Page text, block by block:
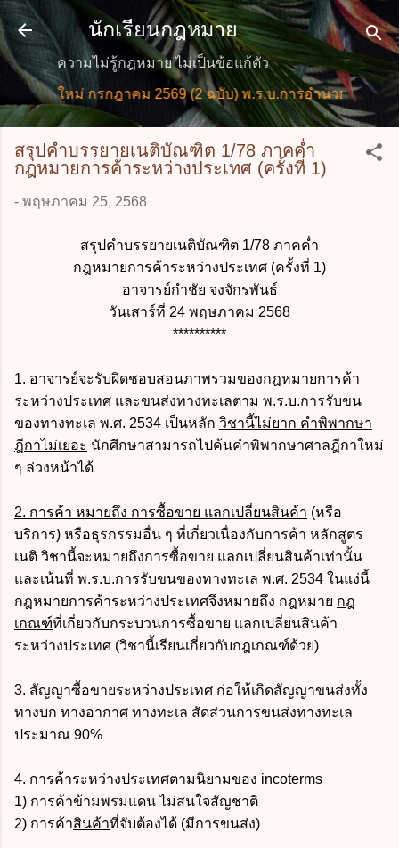
ข้ามไปที่เนื้อหาหลัก
นักเรียนกฎหมาย
ความไม่รู้กฎหมาย ไม่เป็นข้อแก้ตัว
ายใหม่ กรกฎาคม 2569 (2 ฉบับ) พ.ร.บ.การอำนวยการความ
สรุปคำบรรยายเนติบัณฑิต 1/78 ภาคค่ำ
กฎหมายการค้าระหว่างประเทศ (ครั้งที่ 1)
- พฤษภาคม 25, 2568
สรุปคำบรรยายเนติบัณฑิต 1/78 ภาคค่ำ
กฎหมายการค้าระหว่างประเทศ (ครั้งที่ 1)
อาจารย์กำชัย จงจักรพันธ์
วันเสาร์ที่ 24 พฤษภาคม 2568
**********
1. อาจารย์จะรับผิดชอบสอนภาพรวมของกฎหมายการค้า
ระหว่างประเทศ และขนส่งทางทะเลตาม พ.ร.บ.การรับขน
ของทางทะเล พ.ศ. 2534 เป็นหลัก วิชานี้ไม่ยาก คำพิพากษา
ฎีกาไม่เยอะ นักศึกษาสามารถไปค้นคำพิพากษาศาลฎีกาใหม่
ๆ ล่วงหน้าได้
2. การค้า หมายถึง การซื้อขาย แลกเปลี่ยนสินค้า (หรือ
บริการ) หรือธุรกรรมอื่น ๆ ที่เกี่ยวเนื่องกับการค้า หลักสูตร
เนติ วิชานี้จะหมายถึงการซื้อขาย แลกเปลี่ยนสินค้าเท่านั้น
และเน้นที่ พ.ร.บ.การรับขนของทางทะเล พ.ศ. 2534 ในแง่นี้
กฎหมายการค้าระหว่างประเทศจึงหมายถึง กฎหมาย กฎ
เกณฑ์ที่เกี่ยวกับกระบวนการซื้อขาย แลกเปลี่ยนสินค้า
ระหว่างประเทศ (วิชานี้เรียนเกี่ยวกับกฎเกณฑ์ด้วย)
3. สัญญาซื้อขายระหว่างประเทศ ก่อให้เกิดสัญญาขนส่งทั้ง
ทางบก ทางอากาศ ทางทะเล สัดส่วนการขนส่งทางทะเล
ประมาณ 90%
4. การค้าระหว่างประเทศตามนิยามของ incoterms
1) การค้าข้ามพรมแดน ไม่สนใจสัญชาติ
2) การค้าสินค้าที่จับต้องได้ (มีการขนส่ง)